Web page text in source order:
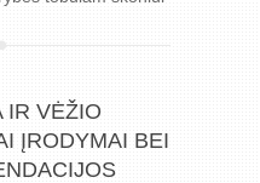
IR VĖŽIO
ĮRODYMAI BEI